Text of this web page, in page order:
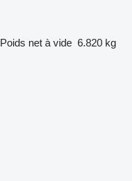
Poids net à vide 6.820 kg